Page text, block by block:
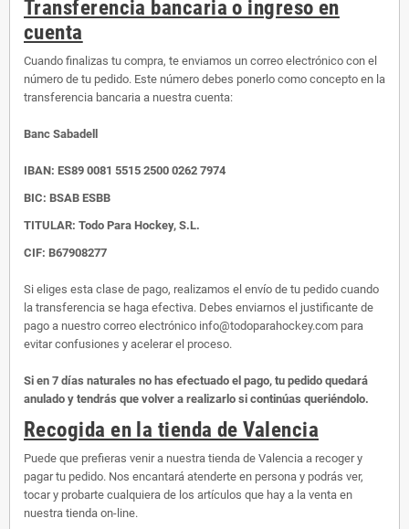
Transferencia bancaria o ingreso en
cuenta
Cuando finalizas tu compra, te enviamos un correo electrónico con el
número de tu pedido. Este número debes ponerlo como concepto en la
transferencia bancaria a nuestra cuenta:
Banc Sabadell
IBAN: ES89 0081 5515 2500 0262 7974
BIC: BSAB ESBB
TITULAR: Todo Para Hockey, S.L.
CIF: B67908277
Si eliges esta clase de pago, realizamos el envío de tu pedido cuando
la transferencia se haga efectiva. Debes enviarnos el justificante de
pago a nuestro correo electrónico info@todoparahockey.com para
evitar confusiones y acelerar el proceso.
Si en 7 días naturales no has efectuado el pago, tu pedido quedará
anulado y tendrás que volver a realizarlo si continúas queriéndolo.
Recogida en la tienda de Valencia
Puede que prefieras venir a nuestra tienda de Valencia a recoger y
pagar tu pedido. Nos encantará atenderte en persona y podrás ver,
tocar y probarte cualquiera de los artículos que hay a la venta en
nuestra tienda on-line.